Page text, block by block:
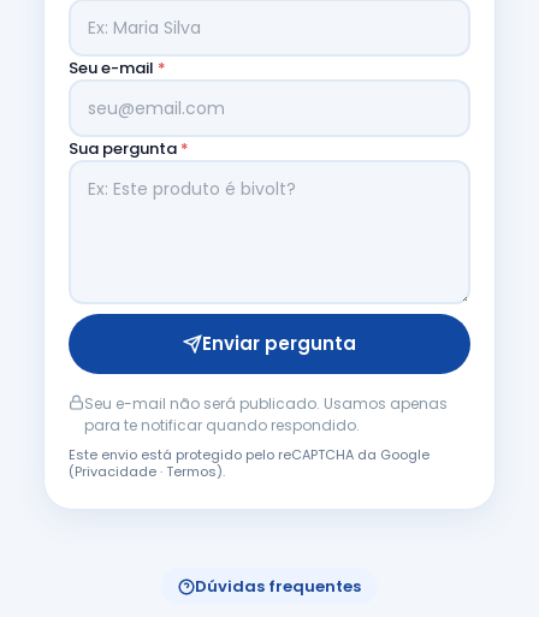
Seu e-mail *
Sua pergunta *
Enviar pergunta
Seu e-mail não será publicado. Usamos apenas
para te notificar quando respondido.
Este envio está protegido pelo reCAPTCHA da Google
(Privacidade·Termos).
Dúvidas frequentes